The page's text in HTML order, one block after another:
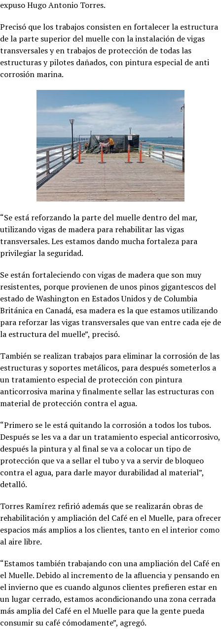
expuso Hugo Antonio Torres.
Precisó que los trabajos consisten en fortalecer la estructura
de la parte superior del muelle con la instalación de vigas
transversales y en trabajos de protección de todas las
estructuras y pilotes dañados, con pintura especial de anti
corrosión marina.
“Se está reforzando la parte del muelle dentro del mar,
utilizando vigas de madera para rehabilitar las vigas
transversales. Les estamos dando mucha fortaleza para
privilegiar la seguridad.
Se están fortaleciendo con vigas de madera que son muy
resistentes, porque provienen de unos pinos gigantescos del
estado de Washington en Estados Unidos y de Columbia
Británica en Canadá, esa madera es la que estamos utilizando
para reforzar las vigas transversales que van entre cada eje de
la estructura del muelle”, precisó.
También se realizan trabajos para eliminar la corrosión de las
estructuras y soportes metálicos, para después someterlos a
un tratamiento especial de protección con pintura
anticorrosiva marina y finalmente sellar las estructuras con
material de protección contra el agua.
“Primero se le está quitando la corrosión a todos los tubos.
Después se les va a dar un tratamiento especial anticorrosivo,
después la pintura y al final se va a colocar un tipo de
protección que va a sellar el tubo y va a servir de bloqueo
contra el agua, para darle mayor durabilidad al material”,
detalló.
Torres Ramírez refirió además que se realizarán obras de
rehabilitación y ampliación del Café en el Muelle, para ofrecer
espacios más amplios a los clientes, tanto en el interior como
al aire libre.
“Estamos también trabajando con una ampliación del Café en
el Muelle. Debido al incremento de la afluencia y pensando en
el invierno que es cuando algunos clientes prefieren estar en
un lugar cerrado, estamos acondicionando una zona cerrada
más amplia del Café en el Muelle para que la gente pueda
consumir su café cómodamente”, agregó.